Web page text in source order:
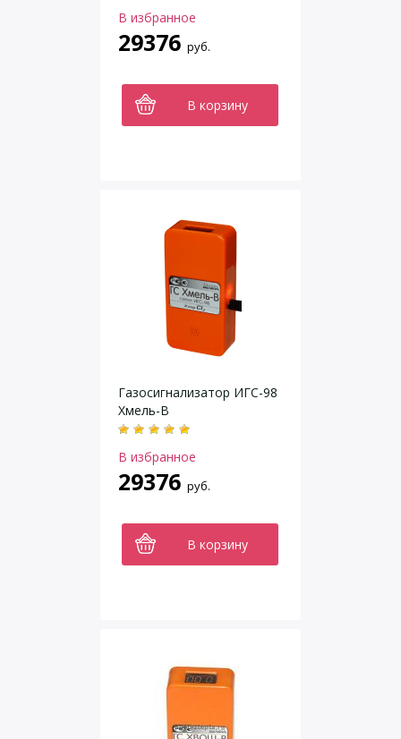
В избранное
29376 руб.
В корзину
Газосигнализатор ИГС-98
Хмель-В
В избранное
29376 руб.
В корзину